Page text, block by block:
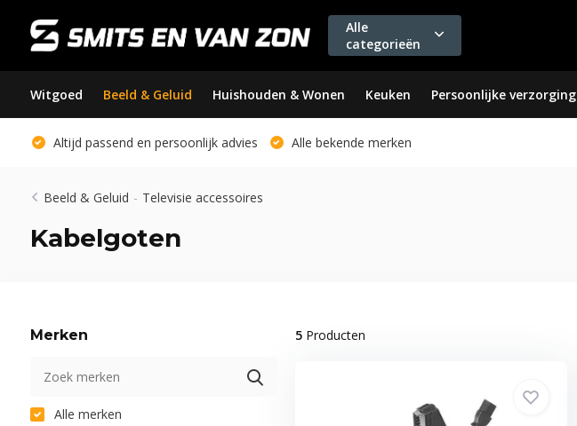
Alle
categorieën
Witgoed Beeld & Geluid Huishouden & Wonen Keuken Persoonlijke verzorging
Altijd passend en persoonlijk advies Alle bekende merken
Beeld & Geluid - Televisie accessoires
Kabelgoten
Merken
Alle merken
5Producten